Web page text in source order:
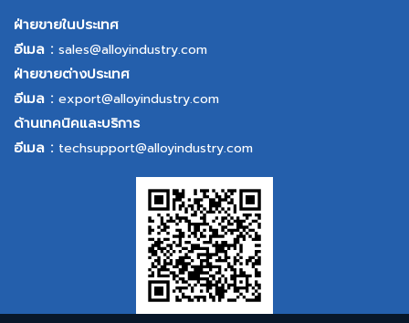
ฝ่ายขายในประเทศ
อีเมล : sales@alloyindustry.com
ฝ่ายขายต่างประเทศ
อีเมล : export@alloyindustry.com
ด้านเทคนิคและบริการ
อีเมล : techsupport@alloyindustry.com